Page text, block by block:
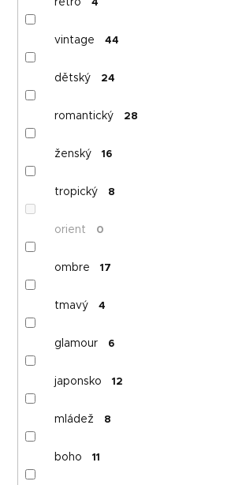
4
vintage 44
dětský 24
romantický 28
ženský 16
tropický 8
orient 0
ombre 17
tmavý 4
glamour 6
japonsko 12
mládež 8
boho 11